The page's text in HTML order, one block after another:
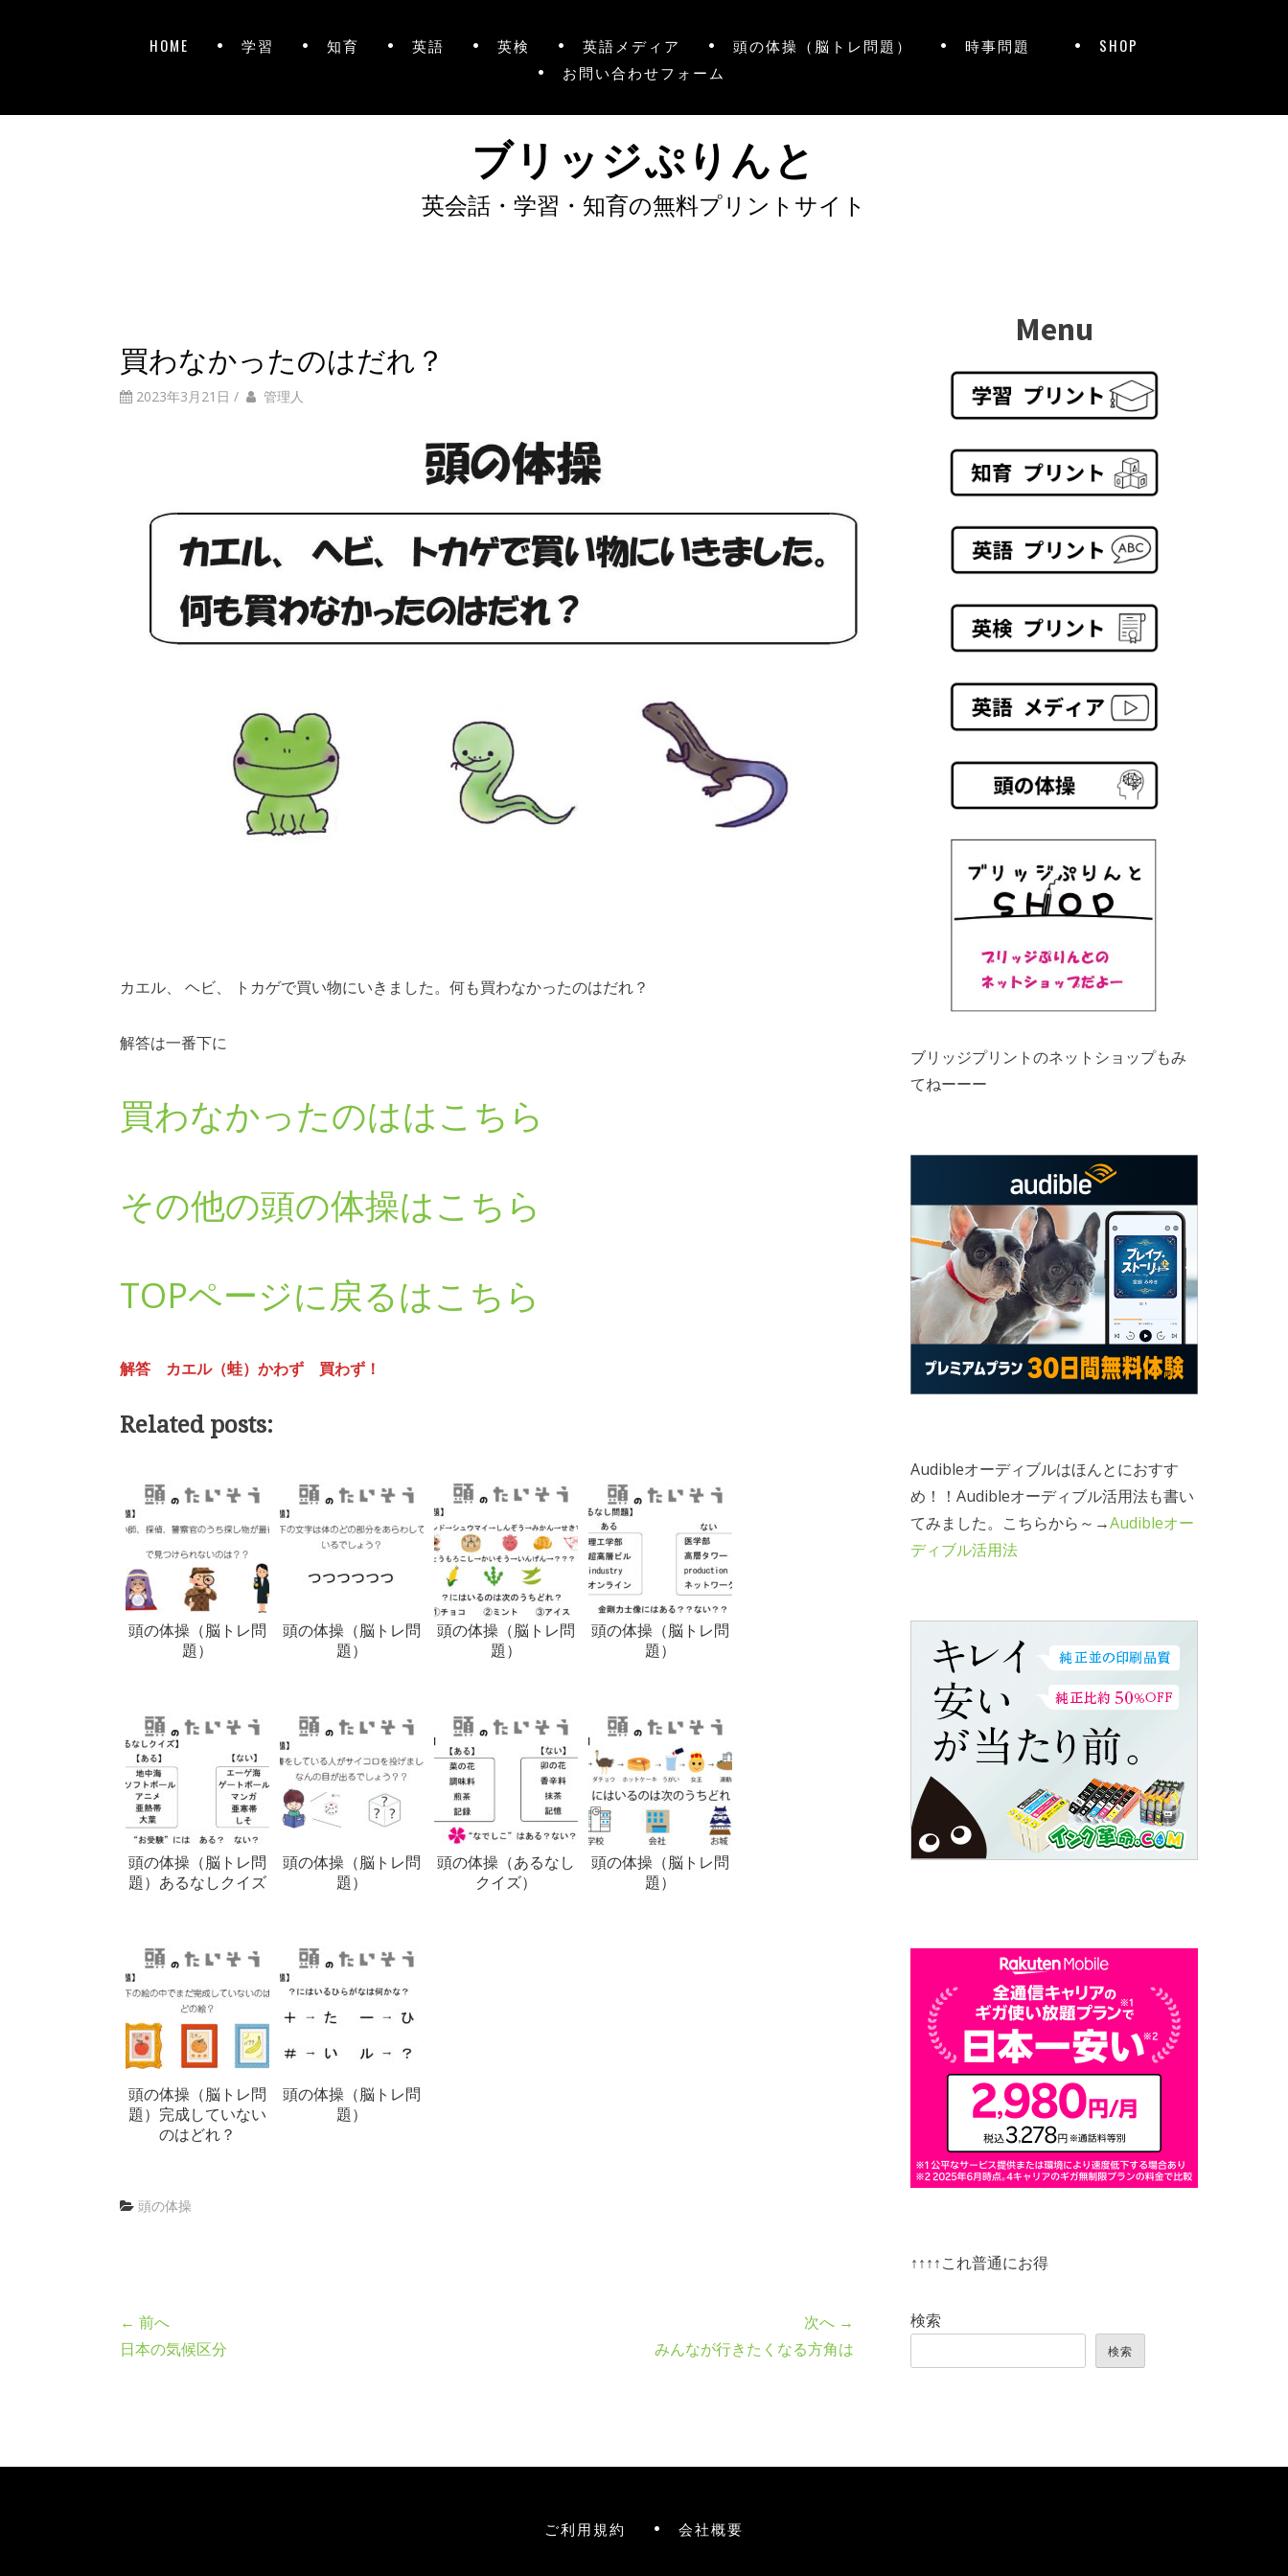
HOME 学習 知育 英語 英検 英語メディア 頭の体操（脳トレ問題） 時事問題
SHOP
お問い合わせフォーム
ブリッジぷりんと
英会話・学習・知育の無料プリントサイト
買わなかったのはだれ？
2023年3月21日 / 管理人
カエル、 ヘビ、 トカゲで買い物にいきました。何も買わなかったのはだれ？
解答は一番下に
買わなかったのははこちら
その他の頭の体操はこちら
TOPページに戻るはこちら
解答 カエル（蛙）かわず 買わず！
Related posts:
頭の体操（脳トレ問
題）
頭の体操（脳トレ問
題）
頭の体操（脳トレ問
題）
頭の体操（脳トレ問
題）
頭の体操（脳トレ問
題）あるなしクイズ
頭の体操（脳トレ問
題）
頭の体操（あるなし
クイズ）
頭の体操（脳トレ問
題）
頭の体操（脳トレ問
題）完成していない
のはどれ？
頭の体操（脳トレ問
題）
頭の体操
← 前へ
日本の気候区分
次へ →
みんなが行きたくなる方角は
Menu
ブリッジプリントのネットショップもみ
てねーーー
Audibleオーディブルはほんとにおすす
め！！Audibleオーディブル活用法も書い
てみました。こちらから～→Audibleオー
ディブル活用法
↑↑↑↑これ普通にお得
検索
検索
ご利用規約 会社概要